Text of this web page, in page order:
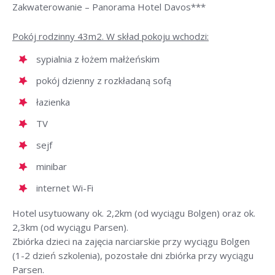
Zakwaterowanie – Panorama Hotel Davos***
Pokój rodzinny 43m2. W skład pokoju wchodzi:
sypialnia z łożem małżeńskim
pokój dzienny z rozkładaną sofą
łazienka
TV
sejf
minibar
internet Wi-Fi
Hotel usytuowany ok. 2,2km (od wyciągu Bolgen) oraz ok.
2,3km (od wyciągu Parsen).
Zbiórka dzieci na zajęcia narciarskie przy wyciągu Bolgen
(1-2 dzień szkolenia), pozostałe dni zbiórka przy wyciągu
Parsen.